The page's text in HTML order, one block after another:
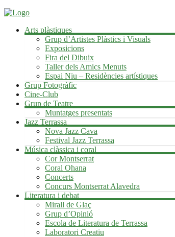
Arts plàstiques
Grup d’Artistes Plàstics i Visuals
Exposicions
Fira del Dibuix
Taller dels Amics Menuts
Espai Niu – Residències artístiques
Grup Fotogràfic
Cine-Club
Grup de Teatre
Muntatges presentats
Jazz Terrassa
Nova Jazz Cava
Festival Jazz Terrassa
Música clàssica i coral
Cor Montserrat
Coral Ohana
Concerts
Concurs Montserrat Alavedra
Literatura i debat
Mirall de Glaç
Grup d’Opinió
Escola de Literatura de Terrassa
Laboratori Creatiu